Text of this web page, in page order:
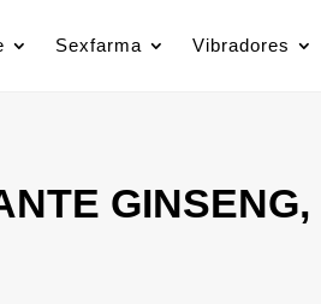
Sexfarma Vibradores